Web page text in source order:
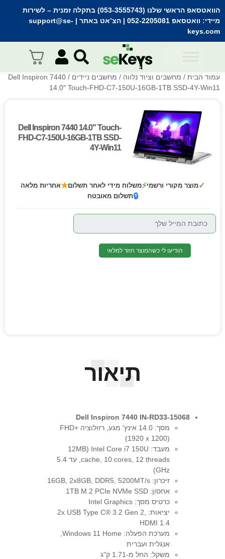
הוואטסאפ הראשי שלנו (053-3555743) בתקלה זמנית
– לשירות
מיידי: וואטסאפ 052-2205081 | הצ’אט באתר | support@se-
keys.com
עמוד הבית / מחשבים וציוד נלווה / מחשבים ניידים
/ Dell Inspiron 7440
14.0″ Touch-FHD-C7-150U-16GB-1TB SSD-4Y-Win11
Dell Inspiron 7440 14.0" Touch-
FHD-C7-150U-16GB-1TB SSD-
4Y-Win11
Dell Inspiron 7440 14.0" Touch-
FHD-C7-150U-16GB-1TB SSD-
4Y-Win11
✓מוצר מקורי ורשמי⚡משלוח מידי לאחר תשלום★אחריות מלאה
🔒תשלום מאובטח
הודיעו לי כשהמוצר חוזר למלאי
תיאור
Dell Inspiron 7440 IN-RD33-15068
מסך: 14.0 אינץ' מגע, רזולוציה FHD+
(1920 x 1200)
מעבד: Intel Core i7 150U (12MB
cache, 10 cores, 12 threads, עד 5.4
GHz)
זיכרון: 16GB, 2x8GB, DDR5, 5200MT/s
אחסון: 1TB M.2 PCIe NVMe SSD
כרטיס מסך: Intel Graphics
יציאות: 2x USB Type C® 3.2 Gen 2,
HDMI 1.4
אנגלית ועברית
משקל: החל מ-1.71 ק"ג